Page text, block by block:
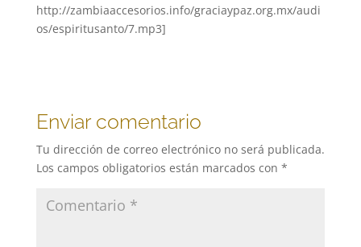
http://zambiaaccesorios.info/graciaypaz.org.mx/audi
os/espiritusanto/7.mp3]
Enviar comentario
Tu dirección de correo electrónico no será publicada.
Los campos obligatorios están marcados con *